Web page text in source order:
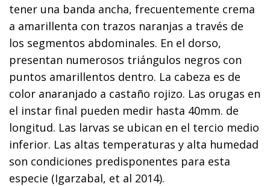
tener una banda ancha, frecuentemente crema
a amarillenta con trazos naranjas a través de
los segmentos abdominales. En el dorso,
presentan numerosos triángulos negros con
puntos amarillentos dentro. La cabeza es de
color anaranjado a castaño rojizo. Las orugas en
el instar final pueden medir hasta 40mm. de
longitud. Las larvas se ubican en el tercio medio
inferior. Las altas temperaturas y alta humedad
son condiciones predisponentes para esta
especie (Igarzabal, et al 2014).